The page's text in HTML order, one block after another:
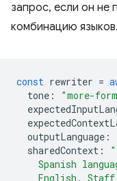
запрос, если он не
комбинацию языков.
const rewriter =
tone : "more-
outputLanguage :
sharedContext :
Spanish
English.